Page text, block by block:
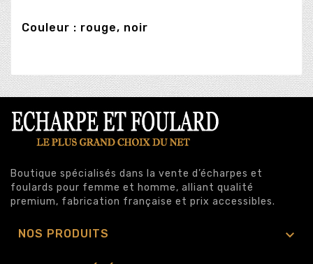
Couleur : rouge, noir
Boutique spécialisés dans la vente d’écharpes et
foulards pour femme et homme, alliant qualité
premium, fabrication française et prix accessibles.
NOS PRODUITS 